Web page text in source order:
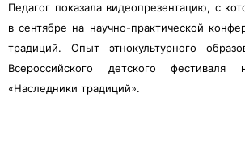
Педагог показала видеопрезентацию, с
в сентябре на научно-практической
традиций. Опыт этнокультурного
Всероссийского детского фестиваля
«Наследники традиций».